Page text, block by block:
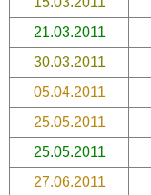
21.03.2011
30.03.2011
05.04.2011
25.05.2011
25.05.2011
27.06.2011